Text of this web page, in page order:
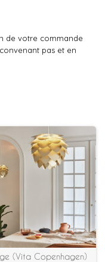
de votre commande
pas et en
(Vita Copenhagen)